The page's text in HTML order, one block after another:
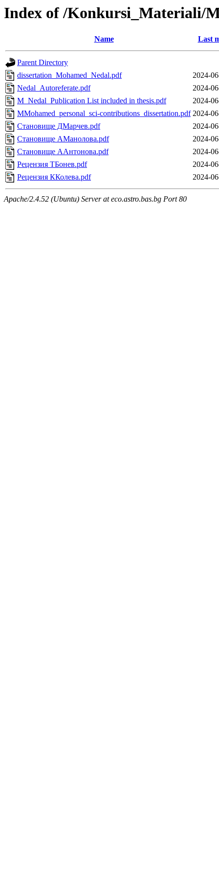
Index of /Konkursi_Materiali/
Name Last
Parent Directory
dissertation_Mohamed_Nedal.pdf
2024-
Nedal_Autoreferate.pdf
2024-
M_Nedal_Publication List included in thesis.pdf
2024-
MMohamed_personal_sci-contributions_dissertation.pdf 2024-
Становище ДМарчев.pdf
2024-
Становище АМанолова.pdf
2024-
Становище ААнтонова.pdf
2024-
Рецензия ТБонев.pdf
2024-
Рецензия ККолева.pdf
2024-
Apache/2.4.52 (Ubuntu) Server at eco.astro.bas.bg Port 80